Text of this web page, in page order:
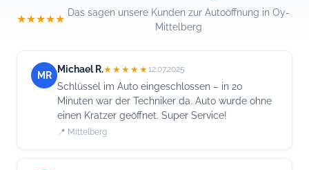
★★★★★
Das sagen unsere Kunden zur Autoöffnung in Oy-
Mittelberg
MR
Michael R.★★★★★12.07.2025
Schlüssel im Auto eingeschlossen – in 20
Minuten war der Techniker da. Auto wurde ohne
einen Kratzer geöffnet. Super Service!
📍 Mittelberg